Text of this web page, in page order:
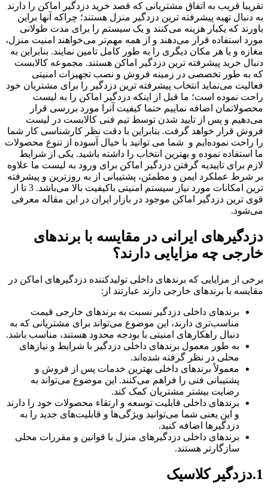
تقریبا قریب به اتفاق مشتریانی که قصد خرید دزدگیر اماکن را دارند
به دنبال تهیه پیشرفته ترین دزدگیر منزل هستند؛ چراکه آنها براین
باورند که یکبار هزینه می‌کنند و یک سیستم را برای مدت طولانی
مورد استفاده قرار می‌دهند و از همه مهم‌تر می‌خواهند امنیت منزل،
مغازه و یا هر مکان دیگری را به طور کامل تامین نمایند. بنابراین به
دنبال خرید پیشرفته ترین دزدگیر اماکن هستند. مجموعه کالابست
که به طور تخصصی در زمینه فروش و نصب تجهیزات امنیتی
فعالیت می‌نماید انتخاب پیشرفته ترین دزدگیر را برای مشتریان خود
راحت نموده است؛ ما قبل از اینکه دزدگیر اماکن را به لیست
محصولاتمان اضافه نماییم حتما کیفیت آنرا مورد بررسی قرار
می‌دهیم و پس از تایید شدن توسط تیم فنی کالابست در لیست
فروش قرار خواهد گرفت. بنابراین با دقت نظر کارشناسی کار شما
را راحت نموده‌ایم و شما می توانید با خیال آسوده از تنوع محصولات
ما استفاده نموده و بهترین انتخاب را داشته باشید. یکی از شرایط
لازم برای تاییدیه گرفتن دزدگیر اماکن برای ورود به لیست ما علاوه
بر شرط عملکرد ایمن و مطمئن، پشتیبانی از به روزترین و پیشرفته
ترین امکانات مورد نیاز سیستم امنیتی باکیفیت بالا می‌باشد. 3 تا از
قوی ترین دزدگیر اماکن موجود در بازار ایران در این مقاله معرفی
می‌شود.
دزدگیرهای ایرانی در مقایسه با برندهای
خارجی چه مزایایی دارند؟
برخی از مزایایی که برندهای داخلی تولیدکننده دزدگیرهای اماکن در
مقایسه با برندهای خارجی دارند عبارتند از:
برندهای داخلی دزدگیر نسبت به برندهای خارجی قیمت
مناسب‌تری دارند، این موضوع می‌تواند برای مشتریانی که به
دنبال راهکارهای امنیتی با بودجه محدود هستند، مناسب باشد.
به طور معمول برندهای داخلی دزدگیر با شرایط و نیازهای
محلی در نظر گرفته شده‌اند.
معمولاً برندهای داخلی بهترین خدمات پس از فروش و
پشتیبانی فنی را فراهم می‌کنند. این موضوع می‌تواند به
رضایت بیشتر مشتریان کمک کند.
برندهای داخلی قابلیت توسعه و ارتقاء محصولات خود را دارند
و این یعنی شما می‌توانید ویژگی‌ها و قابلیت‌های جدید را به
دزدگیرها اضافه کنید.
برندهای داخلی دزدگیرهای منزل با قوانین و مقررات محلی
سازگارتر هستند.
1.دزدگیر کلاسیک